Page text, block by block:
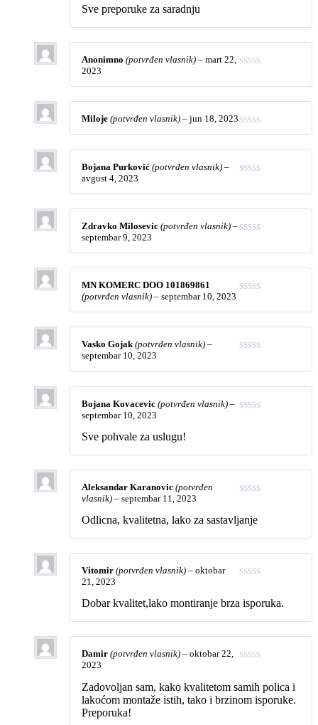
Sve preporuke za saradnju
Anonimno (potvrđen vlasnik) – mart 22,
2023
Miloje (potvrđen vlasnik) – jun 18, 2023
Bojana Purković (potvrđen vlasnik) –
avgust 4, 2023
Zdravko Milosevic (potvrđen vlasnik) –
septembar 9, 2023
MN KOMERC DOO 101869861
(potvrđen vlasnik) – septembar 10, 2023
Vasko Gojak(potvrđen vlasnik) –
septembar 10, 2023
Bojana Kovacevic (potvrđen vlasnik) –
septembar 10, 2023
Sve pohvale za uslugu!
Aleksandar Karanovic (potvrđen
vlasnik) – septembar 11, 2023
Odlicna, kvalitetna, lako za sastavljanje
Vitomir (potvrđen vlasnik) – oktobar
21, 2023
Dobar kvalitet,lako montiranje brza isporuka.
Damir (potvrđen vlasnik) – oktobar 22,
2023
Zadovoljan sam, kako kvalitetom samih polica i
lakoćom montaže istih, tako i brzinom isporuke.
Preporuka!